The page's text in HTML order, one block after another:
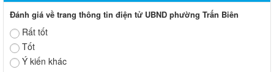
Đánh giá về trang thông tin điện tử UBND phường Trấn Biên
Rất tốt
Tốt
Ý kiến khác